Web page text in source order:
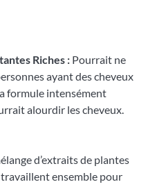
Riches : Pourrait ne
ayant des cheveux
formule intensément
alourdir les cheveux.
d’extraits de plantes
ensemble pour